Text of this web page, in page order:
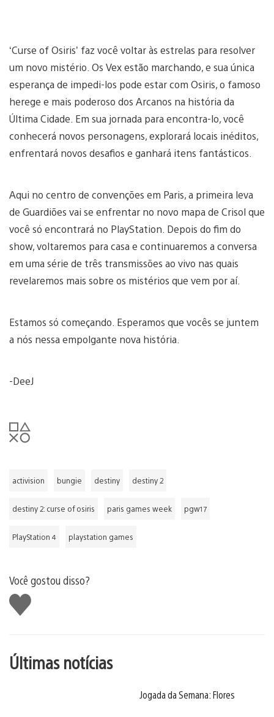
‘Curse of Osiris’ faz você voltar às estrelas para resolver
um novo mistério. Os Vex estão marchando, e sua única
esperança de impedi-los pode estar com Osiris, o famoso
herege e mais poderoso dos Arcanos na história da
Última Cidade. Em sua jornada para encontra-lo, você
conhecerá novos personagens, explorará locais inéditos,
enfrentará novos desafios e ganhará itens fantásticos.
Aqui no centro de convenções em Paris, a primeira leva
de Guardiões vai se enfrentar no novo mapa de Crisol que
você só encontrará no PlayStation. Depois do fim do
show, voltaremos para casa e continuaremos a conversa
em uma série de três transmissões ao vivo nas quais
revelaremos mais sobre os mistérios que vem por aí.
Estamos só começando. Esperamos que vocês se juntem
a nós nessa empolgante nova história.
-DeeJ
activision bungie destiny destiny 2
destiny 2: curse of osiris paris games week pgw17
PlayStation 4 playstation games
Você gostou disso?
Curtir
Últimas notícias
Jogada da Semana: Flores